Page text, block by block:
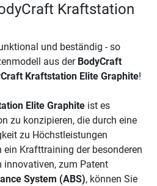
Kraftstation
und beständig - so
aus der BodyCraft
Kraftstation Elite Graphite!
Elite Graphite ist es
zu konzipieren, die durch eine
zu Höchstleistungen
ein Krafttraining der besonderen
innovativen, zum Patent
System (ABS), können Sie